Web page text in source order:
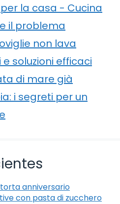
la casa - Cucina
il problema
non lava
soluzioni efficaci
di mare già
i segreti per un
anniversario
con pasta di zucchero